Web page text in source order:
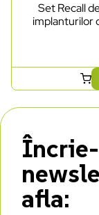
Set Recall
implanturilor
afla: